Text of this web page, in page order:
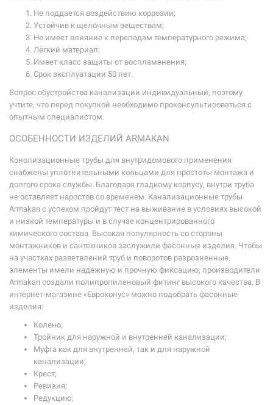
Не поддается воздействию коррозии;
Устойчив к щелочным веществам;
Не имеет влияние к перепадам температурного режима;
Легкий материал;
Имеет класс защиты от воспламенения;
Срок эксплуатации 50 лет.
Вопрос обустройства канализации индивидуальный, поэтому
учтите, что перед покупкой необходимо проконсультироваться с
опытным специалистом.
ОСОБЕННОСТИ ИЗДЕЛИЙ ARMAKAN
Конолизационные трубы для внутридомового применения
снабжены уплотнительными кольцами для простоты монтажа и
долгого срока службы. Благодаря гладкому корпусу, внутри труба
не оставляет наростов со временем. Канализационные трубы
Armakan с успехом пройдут тест на выживание в условиях высокой
и низкой температуры и в случае концентрированного
химического состава. Высокая популярность со стороны
монтажников и сантехников заслужили фасонные изделия. Чтобы
на участках разветвлений труб и поворотов разрозненные
элементы имели надежную и прочную фиксацию, производители
Armakan создали полипропиленовый фитинг высокого качества. В
интернет-магазине «Евроконус» можно подобрать фасонные
изделия:
Колено;
Тройник для наружной и внутренней канализации;
Муфта как для внутренней, так и для наружной
канализации;
Крест;
Ревизия;
Редукцию;